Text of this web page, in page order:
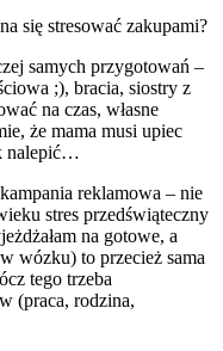
się stresować zakupami?
samych przygotowań –
;), bracia, siostry z
na czas, własne
że mama musi upiec
nalepić…
reklamowa – nie
stres przedświąteczny
na gotowe, a
wózku) to przecież sama
tego trzeba
(praca, rodzina,